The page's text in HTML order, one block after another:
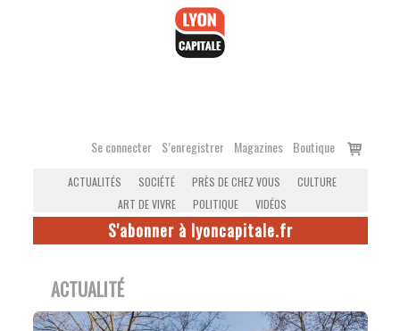
Se connecter S’enregistrer Magazines Boutique
Voir
ACTUALITÉS SOCIÉTÉ PRÈS DE CHEZ VOUS
CULTURE
ART DE VIVRE
POLITIQUE VIDÉOS
S'abonner à lyoncapitale.fr
ACTUALITÉ